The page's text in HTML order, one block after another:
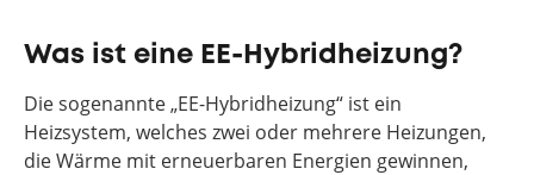
Was ist eine EE-Hybridheizung?
Die sogenannte „EE-Hybridheizung“ ist ein
Heizsystem, welches zwei oder mehrere Heizungen,
die Wärme mit erneuerbaren Energien gewinnen,